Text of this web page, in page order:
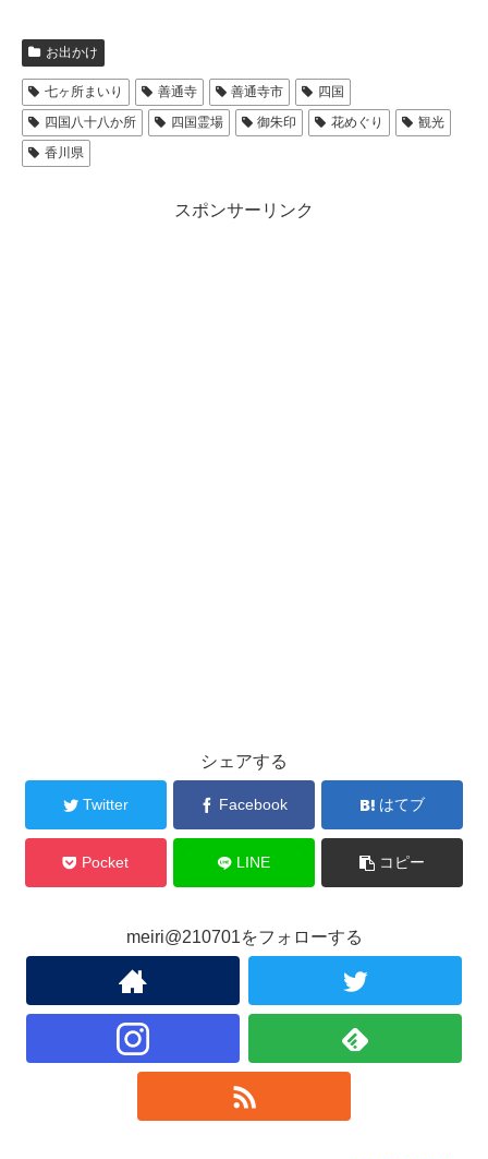
お出かけ
七ヶ所まいり 善通寺 善通寺市
四国
四国八十八か所
四国霊場 御朱印 花めぐり
観光
香川県
スポンサーリンク
シェアする
Twitter Facebook はてブ
Pocket LINE コピー
meiri@210701をフォローする